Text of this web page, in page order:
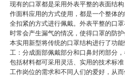
现有的口罩都是采用外表平整的表面结
作面料应用的方式使用，都是一个整体
全扣紧的方式进行佩戴。外表平整的口
时常会产生漏气的情况，使得口罩的防护
本实用新型将传统的口罩结构进行了功
工：分成面部佩戴部分和口鼻封闭部分，
包括材料都可采用灵活、实用的技术标
工作岗位的需求和不同人们的爱好，从